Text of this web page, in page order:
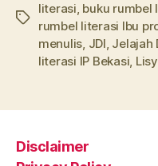
Tags
literasi, buku rumbel
rumbel literasi Ibu
menulis, JDI, Jelajah
literasi IP Bekasi,
Disclaimer